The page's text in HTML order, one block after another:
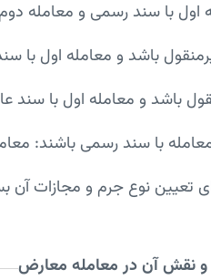
اول با سند رسمی و معامله
باشد و معامله اول با
باشد و معامله اول با
با سند رسمی باشند:
تعیین نوع جرم و مجازات
نقش آن در معامله معارض